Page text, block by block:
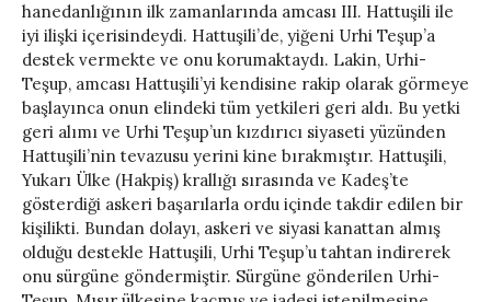
hanedanlığının ilk zamanlarında amcası III. Hattuşili ile
iyi ilişki içerisindeydi. Hattuşili’de, yiğeni Urhi Teşup’a
destek vermekte ve onu korumaktaydı. Lakin, Urhi-
Teşup, amcası Hattuşili’yi kendisine rakip olarak görmeye
başlayınca onun elindeki tüm yetkileri geri aldı. Bu yetki
geri alımı ve Urhi Teşup’un kızdırıcı siyaseti yüzünden
Hattuşili’nin tevazusu yerini kine bırakmıştır. Hattuşili,
Yukarı Ülke (Hakpiş) krallığı sırasında ve Kadeş’te
gösterdiği askeri başarılarla ordu içinde takdir edilen bir
kişilikti. Bundan dolayı, askeri ve siyasi kanattan almış
olduğu destekle Hattuşili, Urhi Teşup’u tahtan indirerek
onu sürgüne göndermiştir. Sürgüne gönderilen Urhi-